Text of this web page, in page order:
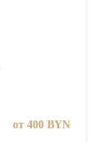
от 400 BYN